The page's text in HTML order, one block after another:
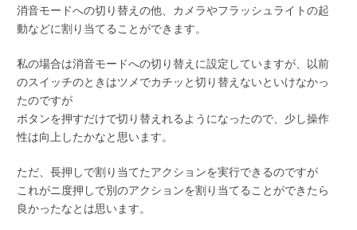
消音モードへの切り替えの他、カメラやフラッシュライトの起
動などに割り当てることができます。
私の場合は消音モードへの切り替えに設定していますが、以前
のスイッチのときはツメでカチッと切り替えないといけなかっ
たのですが
ボタンを押すだけで切り替えれるようになったので、少し操作
性は向上したかなと思います。
ただ、長押しで割り当てたアクションを実行できるのですが
これがニ度押しで別のアクションを割り当てることができたら
良かったなとは思います。